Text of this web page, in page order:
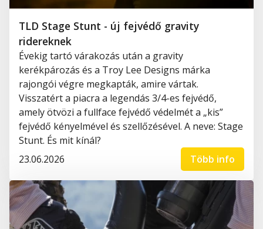
TLD Stage Stunt - új fejvédő gravity
ridereknek
Évekig tartó várakozás után a gravity
kerékpározás és a Troy Lee Designs márka
rajongói végre megkapták, amire vártak.
Visszatért a piacra a legendás 3/4-es fejvédő,
amely ötvözi a fullface fejvédő védelmét a „kis”
fejvédő kényelmével és szellőzésével. A neve: Stage
Stunt. És mit kínál?
23.06.2026
Több info